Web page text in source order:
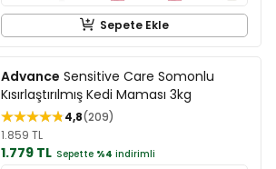
Sepete Ekle
Advance Sensitive Care Somonlu
Kısırlaştırılmış Kedi Maması 3kg
4,8 209
1.859 TL
1.779 TL Sepette %4 indirimli